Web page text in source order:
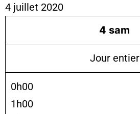
4 juillet 2020
4 sam
Jour entier
0h00
1h00